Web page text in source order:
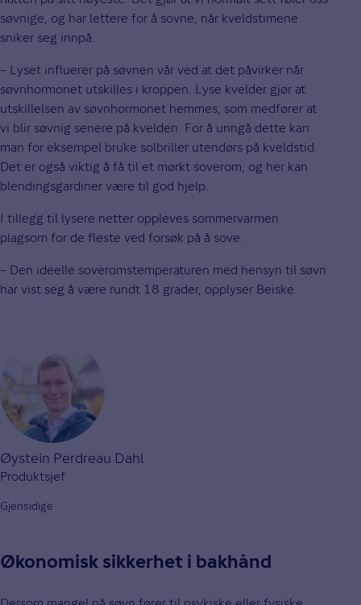
søvnige, og har lettere for å sovne, når kveldstimene
sniker seg innpå.
– Lyset influerer på søvnen vår ved at det påvirker når
søvnhormonet utskilles i kroppen. Lyse kvelder gjør at
utskillelsen av søvnhormonet hemmes, som medfører at
vi blir søvnig senere på kvelden. For å unngå dette kan
man for eksempel bruke solbriller utendørs på kveldstid.
Det er også viktig å få til et mørkt soverom, og her kan
blendingsgardiner være til god hjelp.
I tillegg til lysere netter oppleves sommervarmen
plagsom for de fleste ved forsøk på å sove.
– Den ideelle soveromstemperaturen med hensyn til søvn
har vist seg å være rundt 18 grader, opplyser Beiske.
Øystein Perdreau Dahl
Produktsjef
Gjensidige
Økonomisk sikkerhet i bakhånd